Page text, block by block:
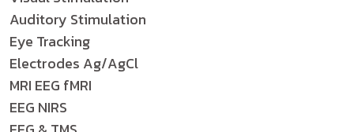
Auditory Stimulation
Eye Tracking
Electrodes Ag/AgCl
MRI EEG fMRI
EEG NIRS